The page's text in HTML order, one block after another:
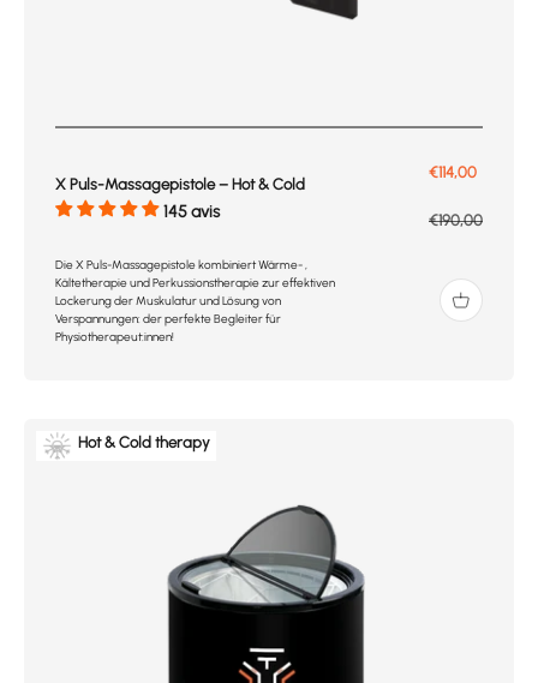
X Puls-Massagepistole – Hot & Cold
145 avis
Prix de vente
€114,00
Prix normal
€190,00
Die X Puls-Massagepistole kombiniert Wärme- ,
Kältetherapie und Perkussionstherapie zur effektiven
Lockerung der Muskulatur und Lösung von
Verspannungen: der perfekte Begleiter für
Physiotherapeut:innen!
Hot & Cold therapy